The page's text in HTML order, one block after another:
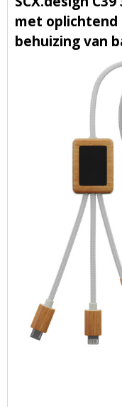
met oplichtend
behuizing van